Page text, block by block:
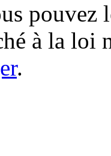
pouvez
à la loi
.